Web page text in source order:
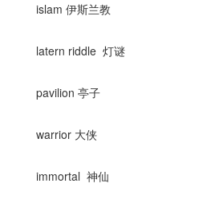
islam 伊斯兰教
latern riddle 灯谜
pavilion 亭子
warrior 大侠
immortal 神仙